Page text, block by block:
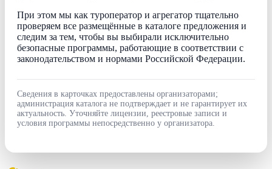
При этом мы как туроператор и агрегатор тщательно
проверяем все размещённые в каталоге предложения и
следим за тем, чтобы вы выбирали исключительно
безопасные программы, работающие в соответствии с
законодательством и нормами Российской Федерации.
Сведения в карточках предоставлены организаторами;
администрация каталога не подтверждает и не гарантирует их
актуальность. Уточняйте лицензии, реестровые записи и
условия программы непосредственно у организатора.